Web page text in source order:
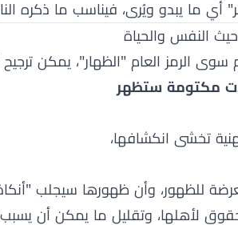
ما يبدو ويُرى، فيناسب ما ذكره
حيث النفس والحياة
الرمز العام "الظهار"، يمكن
مكتومة ستظهر
تخشى انكشافها،
للظهور، وأن ظهورها سيجلب
لأهلها، وتقليل ما يمكن أن